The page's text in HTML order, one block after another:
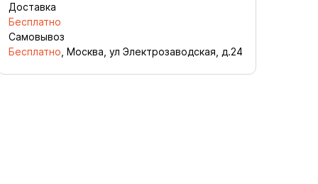
Доставка
Бесплатно
Самовывоз
Бесплатно , Москва, ул Электрозаводская, д.24